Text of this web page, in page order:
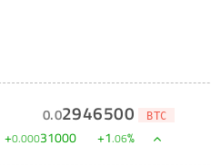
0.02946500 BTC
+0.00031000 +1.06%